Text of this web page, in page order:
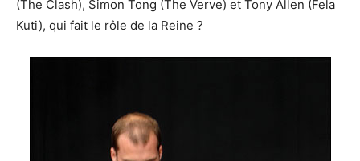
(The Clash), Simon Tong (The Verve) et Tony Allen (Fela
Kuti), qui fait le rôle de la Reine ?